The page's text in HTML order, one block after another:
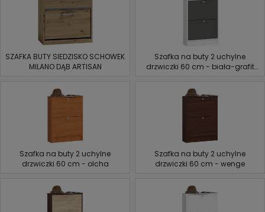
SZAFKA BUTY SIEDZISKO SCHOWEK
MILANO DĄB ARTISAN
Szafka na buty 2 uchylne
drzwiczki 60 cm - biała-grafit
Szafka na buty 2 uchylne
drzwiczki 60 cm - olcha
Szafka na buty 2 uchylne
drzwiczki 60 cm - wenge